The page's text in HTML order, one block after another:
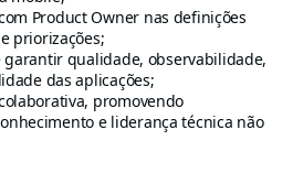
Product Owner nas definições
priorizações;
garantir qualidade, observabilidade,
das aplicações;
promovendo
e liderança técnica não